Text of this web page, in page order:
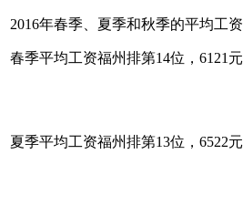
2016年春季、夏季和秋季的平均工资
春季平均工资福州排第14位，6121元
夏季平均工资福州排第13位，6522元